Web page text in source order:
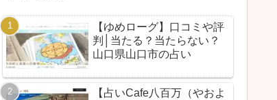
【ゆめローグ】口コミや評
判│当たる？当たらない？
山口県山口市の占い
【占いCafe八百万（やおよ